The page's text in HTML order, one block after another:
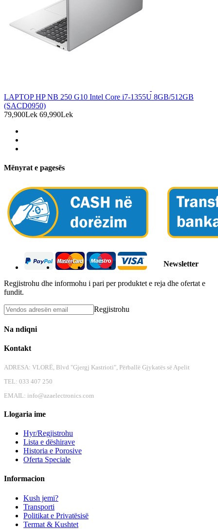
LAPTOP HP NB 250 G10 Intel Core i7-1355U 8GB/512GB
(SACD0950)
79,900Lek 69,990Lek
Mënyrat e pagesës
Newsletter
Regjistrohu dhe informohu i pari per produktet e reja dhe ofertat e
fundit.
Regjistrohu
Na ndiqni
Kontakt
ADRESA: VLORË, Blvd "Gjergj Kastrioti", Përballë Gjykatës së Apelit
TEL: 033 407 250
EMAIL: info@azaelectronics.com
Llogaria ime
Hyr/Regjistrohu
Lista e dëshirave
Historia e Porosive
Oferta Speciale
Informacion
Kush jemi?
Transporti
Politikat e Privatësisë
Termat & Kushtet